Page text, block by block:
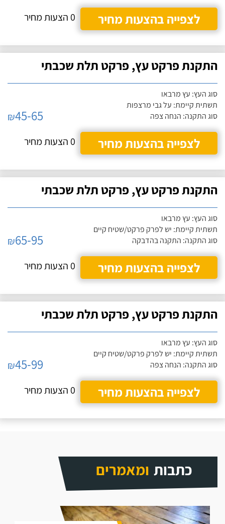
לצפייה בהצעות מחיר
0 הצעות מחיר
התקנת פרקט עץ, פרקט תלת שכבתי
סוג העץ: עץ מרבאו
תשתית קיימת: על גבי מרצפות
סוג התקנה: הנחה צפה
₪45-65
לצפייה בהצעות מחיר
0 הצעות מחיר
התקנת פרקט עץ, פרקט תלת שכבתי
סוג העץ: עץ מרבאו
תשתית קיימת: יש לפרק פרקט/שטיח קיים
סוג התקנה: התקנה בהדבקה
₪65-95
לצפייה בהצעות מחיר
0 הצעות מחיר
התקנת פרקט עץ, פרקט תלת שכבתי
סוג העץ: עץ מרבאו
תשתית קיימת: יש לפרק פרקט/שטיח קיים
סוג התקנה: הנחה צפה
₪45-99
לצפייה בהצעות מחיר
0 הצעות מחיר
כתבות ומאמרים